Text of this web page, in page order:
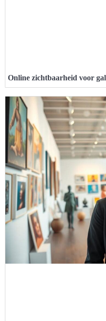
Online zichtbaarheid voor